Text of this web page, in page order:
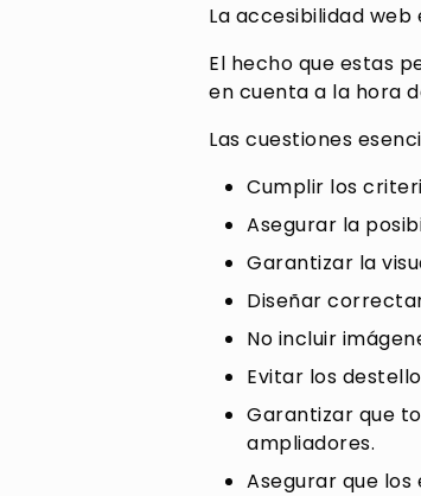
La accesibilidad
El hecho que estas
en cuenta a la hora
Las cuestiones
Cumplir los
Asegurar la
Garantizar la
Diseñar
No incluir
Evitar los
Garantizar que
ampliadores.
Asegurar que